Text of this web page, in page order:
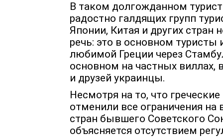
В таком долгожданном
радостно галдящих групп
Японии, Китая и других стран
речь: это в основном
любимой Греции через
основном на частных виллах,
и друзей украинцы.
Несмотря на то, что
отменили все ограничения на
стран бывшего Советского
объясняется отсутствием